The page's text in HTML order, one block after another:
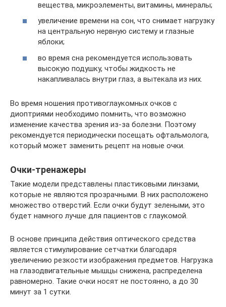
вещества, микроэлементы, витамины, минералы;
увеличение времени на сон, что снимает нагрузку
на центральную нервную систему и глазные
яблоки;
во время сна рекомендуется использовать
высокую подушку, чтобы жидкость не
накапливалась внутри глаз, а вытекала из них.
Во время ношения противоглаукомных очков с
диоптриями необходимо помнить, что возможно
изменение качества зрения из-за болезни. Поэтому
рекомендуется периодически посещать офтальмолога,
который может заменить рецепт на новые очки.
Очки-тренажеры
Такие модели представлены пластиковыми линзами,
которые не являются прозрачными. В них расположено
множество отверстий. Если очки будут зелеными, это
будет намного лучше для пациентов с глаукомой.
В основе принципа действия оптического средства
является стимулирование сетчатки благодаря
увеличению резкости изображения предметов. Нагрузка
на глазодвигательные мышцы снижена, распределена
равномерно. Такие очки носят не постоянно, а до 30
минут за 1 сутки.